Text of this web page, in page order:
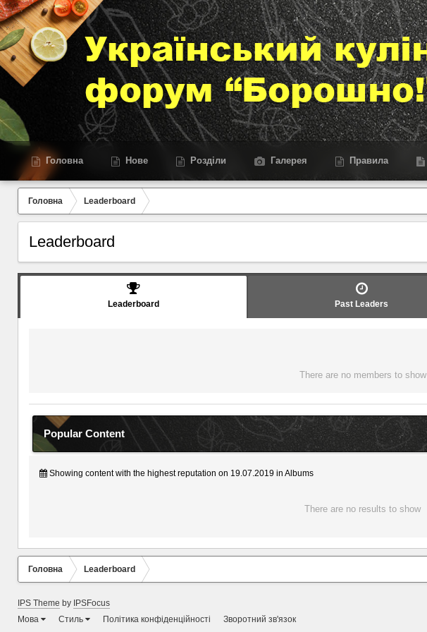
Головна Нове Розділи Галерея Правила
Головна Leaderboard
Leaderboard
Leaderboard Past Leaders
There are no members to show
Popular Content
Showing content with the highest reputation on 19.07.2019 in Albums
There are no results to show
Головна Leaderboard
IPS Theme by IPSFocus
Мова
Стиль Політика конфіденційності Зворотний зв'язок